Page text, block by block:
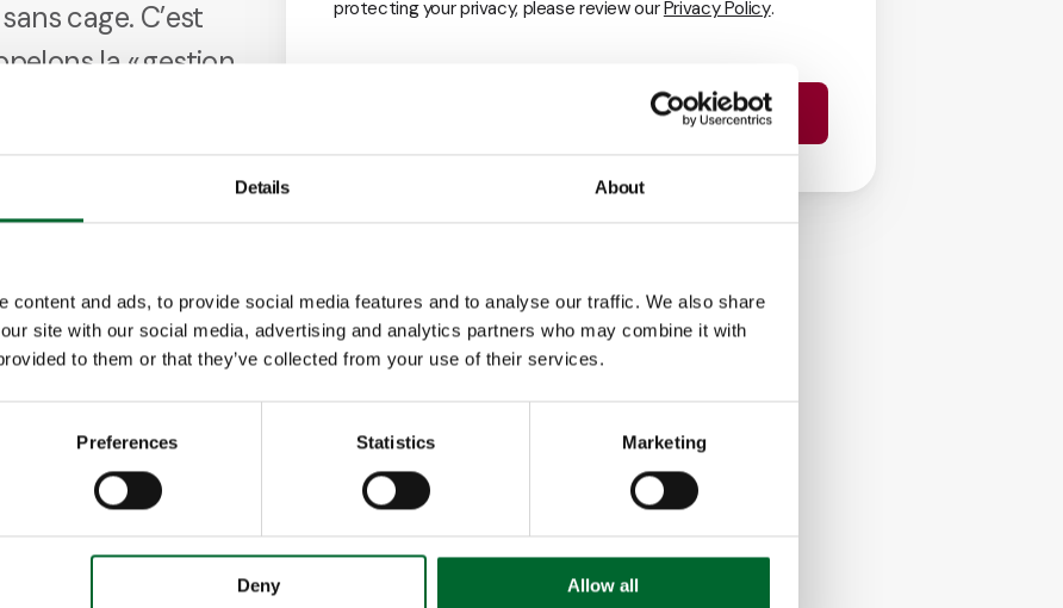
Details About
content and ads, to provide social media features and to analyse our traffic. We also share
site with our social media, advertising and analytics partners who may combine it with
to them or that they’ve collected from your use of their services.
Preferences Statistics Marketing
Deny Allow all
cage. C’est
la « gestion
systèmes de
de
européens
quantité de
l’élevage en
est la gestion.
les volailles.
c’est le
détermine la
besoins de
protecting your privacy, please review ourPrivacy Policy.